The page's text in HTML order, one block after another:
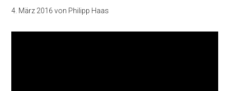
4. März 2016 von Philipp Haas